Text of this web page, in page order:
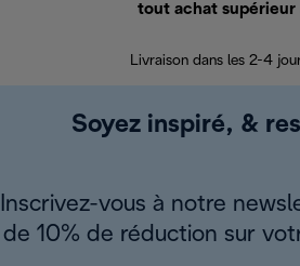
tout achat
Livraison dans les 2-4
Soyez inspiré, &
Inscrivez-vous à notre
de 10% de réduction sur